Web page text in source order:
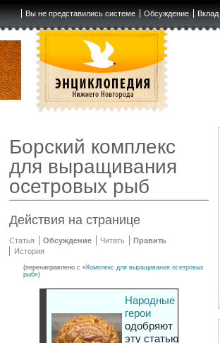
Вы не представились системе Обсуждение Вклад
Борский комплекс
для выращивания
осетровых рыб
Действия на странице
Статья Обсуждение Читать
Править
История
(перенаправлено с «Комплекс для выращивания осетровых
рыб»)
Народные
герои
одобряют
эту статью